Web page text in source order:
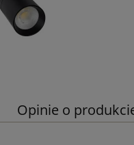
Opinie o